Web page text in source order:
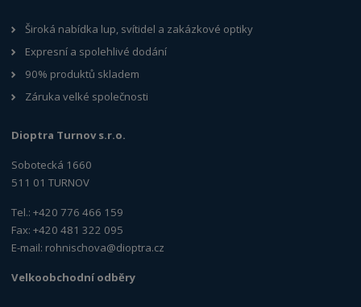
Široká nabídka lup, svítidel a zakázkové optiky
Expresní a spolehlivé dodání
90% produktů skladem
Záruka velké společnosti
Dioptra Turnov s.r.o.
Sobotecká 1660
511 01 TURNOV
Tel.: +420 776 466 159
Fax: +420 481 322 095
E-mail: rohnischova@dioptra.cz
Velkoobchodní odběry